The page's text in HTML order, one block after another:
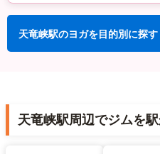
天竜峡駅のヨガを目的別に探す
天竜峡駅周辺でジムを